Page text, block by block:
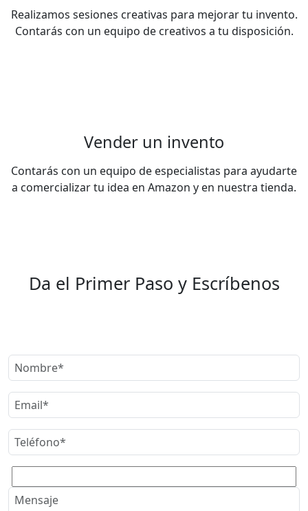
Realizamos sesiones creativas para mejorar tu invento.
Contarás con un equipo de creativos a tu disposición.
Vender un invento
Contarás con un equipo de especialistas para ayudarte
a comercializar tu idea en Amazon y en nuestra tienda.
Da el Primer Paso y Escríbenos